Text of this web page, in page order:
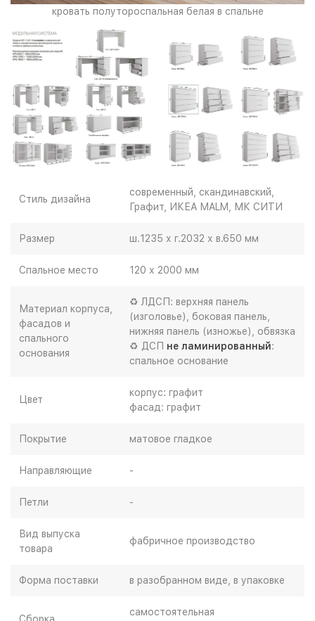
кровать полутороспальная белая в спальне
Стиль дизайна
современный, скандинавский,
Графит, ИКЕА MALM, МК СИТИ
Размер ш.1235 х г.2032 х в.650 мм
Спальное место 120 х 2000 мм
Материал корпуса,
фасадов и
спального
основания
♻ ЛДСП: верхняя панель
(изголовье), боковая панель,
нижняя панель (изножье), обвязка
♻ ДСП не ламинированный:
спальное основание
Цвет
корпус: графит
фасад: графит
Покрытие матовое гладкое
Направляющие -
Петли -
Вид выпуска
товара
фабричное производство
Форма поставки в разобранном виде, в упаковке
Сборка
самостоятельная